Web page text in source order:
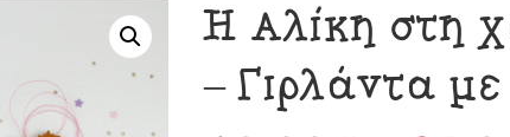
Η Αλίκη στη
– Γιρλάντα